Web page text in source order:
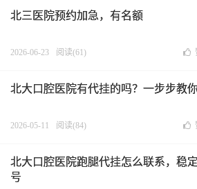
北三医院预约加急，有名额
2026-06-23 阅读(61)
北大口腔医院有代挂的吗？一步步教
2026-05-11 阅读(84)
北大口腔医院跑腿代挂怎么联系，稳
号